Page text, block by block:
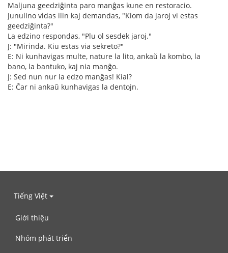
Maljuna geedziĝinta paro manĝas kune en restoracio.
Junulino vidas ilin kaj demandas, "Kiom da jaroj vi estas
geedziĝinta?"
La edzino respondas, "Plu ol sesdek jaroj."
J: "Mirinda. Kiu estas via sekreto?"
E: Ni kunhavigas multe, nature la lito, ankaŭ la kombo, la
bano, la bantuko, kaj nia manĝo.
J: Sed nun nur la edzo manĝas! Kial?
E: Ĉar ni ankaŭ kunhavigas la dentojn.
Tiếng Việt
Giới thiệu
Nhóm phát triển